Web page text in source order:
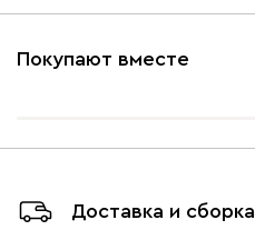
Геста
Покупают вместе
Доставка и сборка